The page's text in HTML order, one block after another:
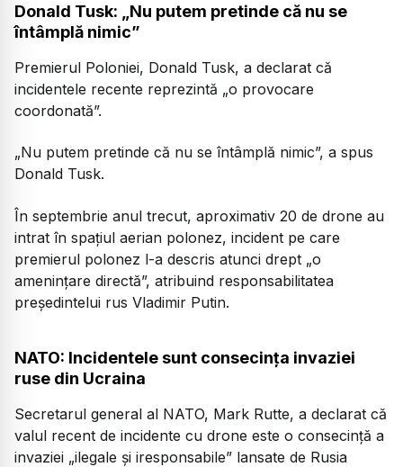
Donald Tusk: „Nu putem pretinde că nu se
întâmplă nimic”
Premierul Poloniei, Donald Tusk, a declarat că
incidentele recente reprezintă „o provocare
coordonată”.
„Nu putem pretinde că nu se întâmplă nimic”, a spus
Donald Tusk.
În septembrie anul trecut, aproximativ 20 de drone au
intrat în spațiul aerian polonez, incident pe care
premierul polonez l-a descris atunci drept „o
amenințare directă”, atribuind responsabilitatea
președintelui rus Vladimir Putin.
NATO: Incidentele sunt consecința invaziei
ruse din Ucraina
Secretarul general al NATO, Mark Rutte, a declarat că
valul recent de incidente cu drone este o consecință a
invaziei „ilegale și iresponsabile” lansate de Rusia